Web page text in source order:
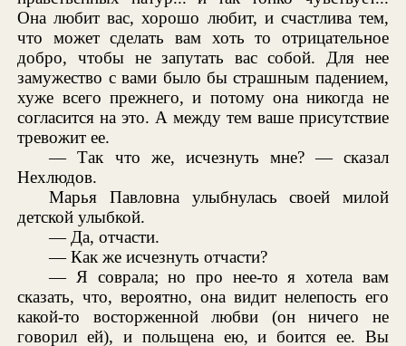
Она любит вас, хорошо любит, и счастлива тем,
что может сделать вам хоть то отрицательное
добро, чтобы не запутать вас собой. Для нее
замужество с вами было бы страшным падением,
хуже всего прежнего, и потому она никогда не
согласится на это. А между тем ваше присутствие
тревожит ее.
— Так что же, исчезнуть мне? — сказал
Нехлюдов.
Марья Павловна улыбнулась своей милой
детской улыбкой.
— Да, отчасти.
— Как же исчезнуть отчасти?
— Я соврала; но про нее-то я хотела вам
сказать, что, вероятно, она видит нелепость его
какой-то восторженной любви (он ничего не
говорил ей), и польщена ею, и боится ее. Вы